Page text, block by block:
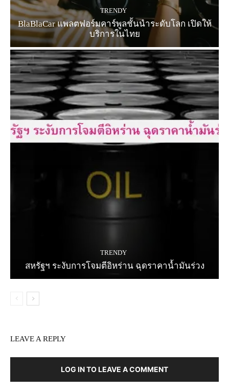
TRENDY
BlaBlaCar แพลตฟอร์มคาร์พูลชั้นนำระดับโลก เปิดให้
บริการในไทย
TRENDY
สหรัฐฯ ระงับการโจมตีอิหร่าน ฉุดราคาน้ำมันร่วง
LEAVE A REPLY
LOG IN TO LEAVE A COMMENT